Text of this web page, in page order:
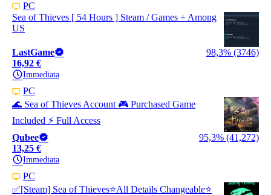
PC
Sea of Thieves [ 54 Hours ] Steam / Games + Among
US
LastGame
98,3% (3746)
16,92 €
Immediata
PC
🌊 Sea of Thieves Account 🎮 Purchased Game
Included ⚡ Full Access
Qubee
95,3% (41,272)
13,25 €
Immediata
PC
✅[Steam] Sea of Thieves⭐All Details Changeable⭐